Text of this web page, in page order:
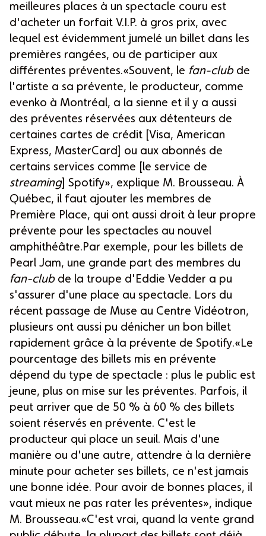
meilleures places à un spectacle couru est
d'acheter un forfait V.I.P. à gros prix, avec
lequel est évidemment jumelé un billet dans les
premières rangées, ou de participer aux
différentes préventes.«Souvent, le fan-clubde
l'artiste a sa prévente, le producteur, comme
evenko à Montréal, a la sienne et il y a aussi
des préventes réservées aux détenteurs de
certaines cartes de crédit [Visa, American
Express, MasterCard] ou aux abonnés de
certains services comme [le service de
streaming] Spotify», explique M. Brousseau. À
Québec, il faut ajouter les membres de
Première Place, qui ont aussi droit à leur propre
prévente pour les spectacles au nouvel
amphithéâtre.Par exemple, pour les billets de
Pearl Jam, une grande part des membres du
fan-clubde la troupe d'Eddie Vedder a pu
s'assurer d'une place au spectacle. Lors du
récent passage de Muse au Centre Vidéotron,
plusieurs ont aussi pu dénicher un bon billet
rapidement grâce à la prévente de Spotify.«Le
pourcentage des billets mis en prévente
dépend du type de spectacle : plus le public est
jeune, plus on mise sur les préventes. Parfois, il
peut arriver que de 50 % à 60 % des billets
soient réservés en prévente. C'est le
producteur qui place un seuil. Mais d'une
manière ou d'une autre, attendre à la dernière
minute pour acheter ses billets, ce n'est jamais
une bonne idée. Pour avoir de bonnes places, il
vaut mieux ne pas rater les préventes», indique
M. Brousseau.«C'est vrai, quand la vente grand